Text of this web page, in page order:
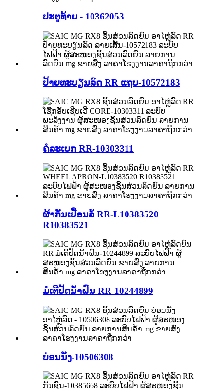
ປະຕູທ້າຍ - 10362053
ປ້າຍທະບຽນລົດ RR ແຖບ-10572183
ຄໍລະເບກ RR-10303311
ຜ້າກັນເປື້ອນລໍ້ RR-L10383520
R10383521
ມໍເຕີປັດນ້ຳຝົນ RR-10244899
ບ່ອນນັ່ງ-10506308